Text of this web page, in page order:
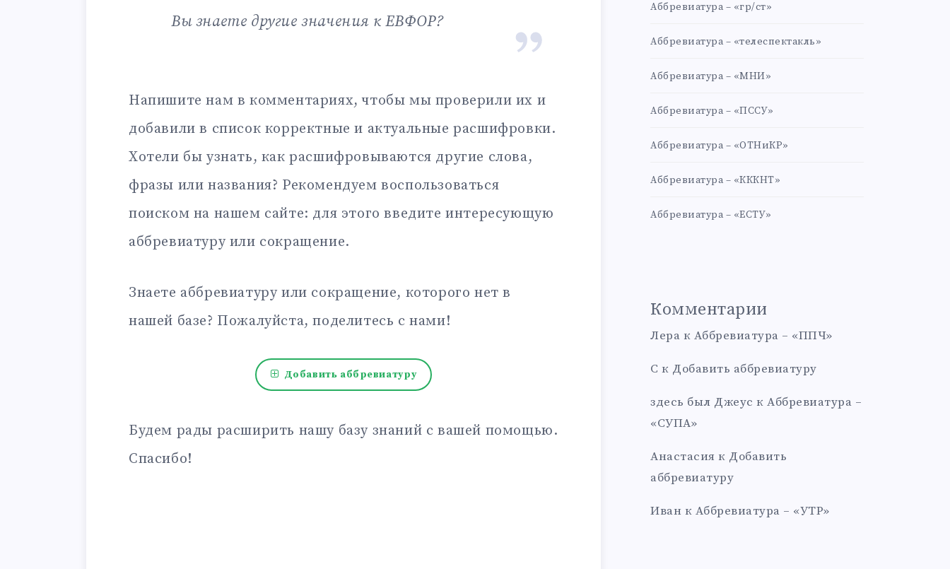
Вы знаете другие значения к ЕВФОР?
Напишите нам в комментариях, чтобы мы проверили их и
добавили в список корректные и актуальные расшифровки.
Хотели бы узнать, как расшифровываются другие слова,
фразы или названия? Рекомендуем воспользоваться
поиском на нашем сайте: для этого введите интересующую
аббревиатуру или сокращение.
Знаете аббревиатуру или сокращение, которого нет в
нашей базе? Пожалуйста, поделитесь с нами!
Добавить аббревиатуру
Будем рады расширить нашу базу знаний с вашей помощью.
Спасибо!
Аббревиатура – «гр/ст»
Аббревиатура – «телеспектакль»
Аббревиатура – «МНИ»
Аббревиатура – «ПССУ»
Аббревиатура – «ОТНиКР»
Аббревиатура – «КККНТ»
Аббревиатура – «ЕСТУ»
Комментарии
Лера к Аббревиатура – «ППЧ»
С к Добавить аббревиатуру
здесь был Джеус к Аббревиатура –
«СУПА»
Анастасия к Добавить
аббревиатуру
Иван к Аббревиатура – «УТР»